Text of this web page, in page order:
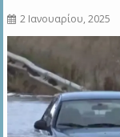
2 Ιανουαρίου, 2025